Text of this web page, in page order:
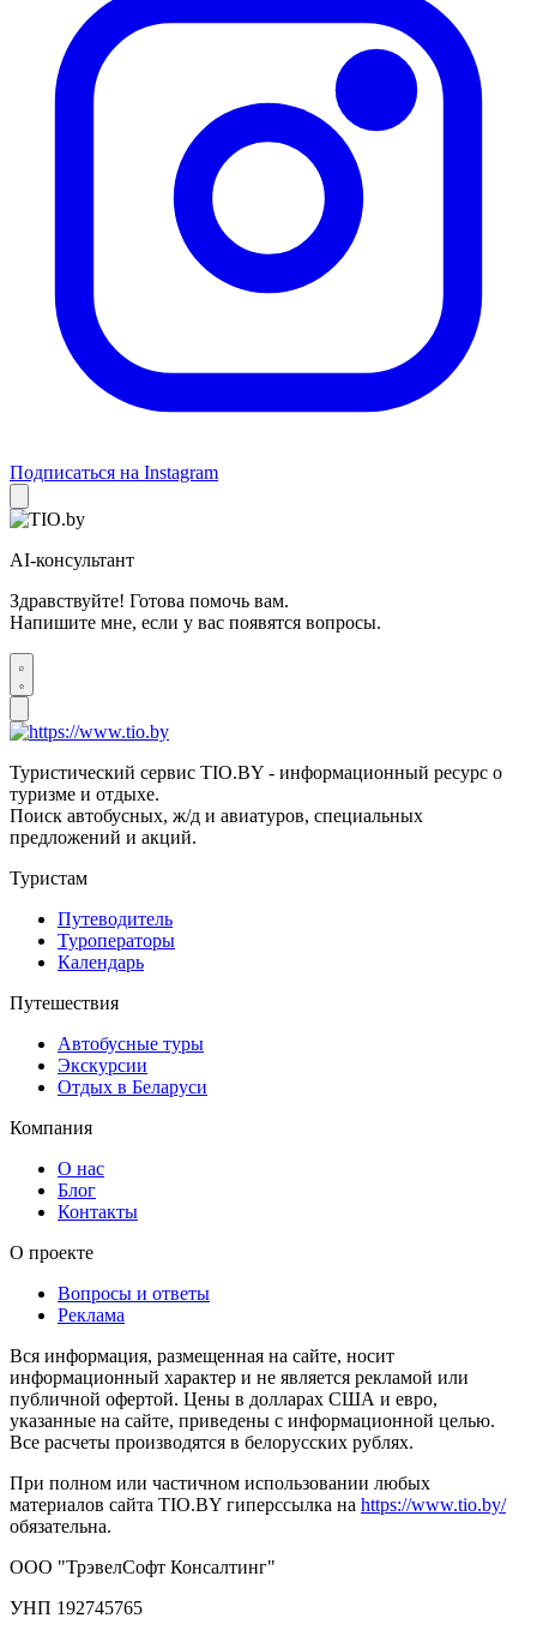
Подписаться на Instagram
AI-консультант
Здравствуйте! Готова помочь вам.
Напишите мне, если у вас появятся вопросы.
Туристический сервис TIO.BY - информационный ресурс о
туризме и отдыхе.
Поиск автобусных, ж/д и авиатуров, специальных
предложений и акций.
Туристам
Путеводитель
Туроператоры
Календарь
Путешествия
Автобусные туры
Экскурсии
Отдых в Беларуси
Компания
О нас
Блог
Контакты
О проекте
Вопросы и ответы
Реклама
Вся информация, размещенная на сайте, носит
информационный характер и не является рекламой или
публичной офертой. Цены в долларах США и евро,
указанные на сайте, приведены с информационной целью.
Все расчеты производятся в белорусских рублях.
При полном или частичном использовании любых
материалов сайта TIO.BY гиперссылка на https://www.tio.by/
обязательна.
ООО "ТрэвелСофт Консалтинг"
УНП 192745765